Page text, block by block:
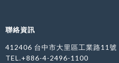
聯絡資訊
412406 台中市大里區工業路11號
TEL.+886-4-2496-1100